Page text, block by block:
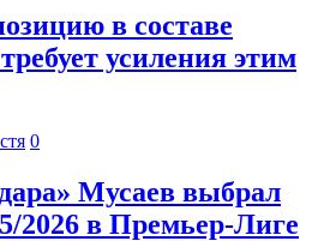
в составе
усиления этим
0
Мусаев выбрал
2026 в Премьер-Лиге